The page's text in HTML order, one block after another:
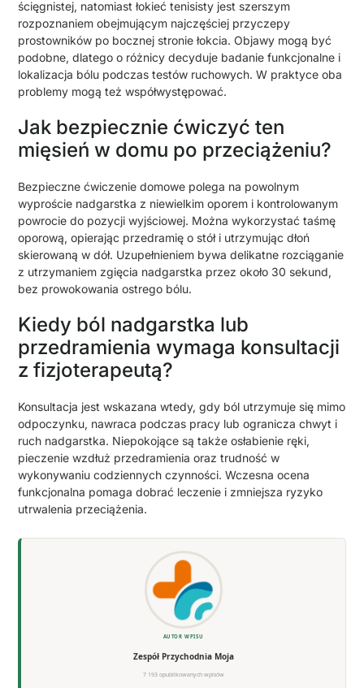
ścięgnistej, natomiast łokieć tenisisty jest szerszym
rozpoznaniem obejmującym najczęściej przyczepy
prostowników po bocznej stronie łokcia. Objawy mogą być
podobne, dlatego o różnicy decyduje badanie funkcjonalne i
lokalizacja bólu podczas testów ruchowych. W praktyce oba
problemy mogą też współwystępować.
Jak bezpiecznie ćwiczyć ten
mięsień w domu po przeciążeniu?
Bezpieczne ćwiczenie domowe polega na powolnym
wyproście nadgarstka z niewielkim oporem i kontrolowanym
powrocie do pozycji wyjściowej. Można wykorzystać taśmę
oporową, opierając przedramię o stół i utrzymując dłoń
skierowaną w dół. Uzupełnieniem bywa delikatne rozciąganie
z utrzymaniem zgięcia nadgarstka przez około 30 sekund,
bez prowokowania ostrego bólu.
Kiedy ból nadgarstka lub
przedramienia wymaga konsultacji
z fizjoterapeutą?
Konsultacja jest wskazana wtedy, gdy ból utrzymuje się mimo
odpoczynku, nawraca podczas pracy lub ogranicza chwyt i
ruch nadgarstka. Niepokojące są także osłabienie ręki,
pieczenie wzdłuż przedramienia oraz trudność w
wykonywaniu codziennych czynności. Wczesna ocena
funkcjonalna pomaga dobrać leczenie i zmniejsza ryzyko
utrwalenia przeciążenia.
AUTOR WPISU
Zespół Przychodnia Moja
7 193 opublikowanych wpisów